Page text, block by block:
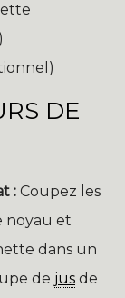
DE
: Coupez les
noyau et
dans un
de jus de